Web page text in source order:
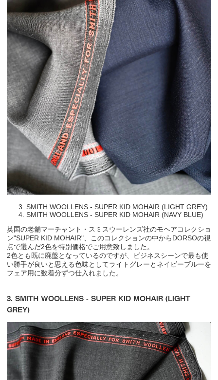
SMITH WOOLLENS - SUPER KID MOHAIR (LIGHT GREY)
SMITH WOOLLENS - SUPER KID MOHAIR (NAVY BLUE)
英国の老舗マーチャント・スミスウーレンズ社のモヘアコレクショ
ン"SUPER KID MOHAIR"、このコレクションの中からDORSOの視
点で選んだ2色を特別価格でご用意致しました。
2色とも既に廃盤となっているのですが、ビジネスシーンで最も使
い勝手が良いと思える色味としてライトグレーとネイビーブルーを
フェア用に数着分ずつ仕入れました。
3. SMITH WOOLLENS - SUPER KID MOHAIR (LIGHT
GREY)